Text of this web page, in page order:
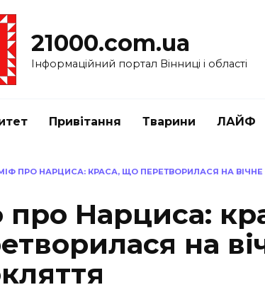
21000.com.ua
Інформаційний портал Вінниці і області
Привітання Тварини ЛАЙФ
ПРО НАРЦИСА: КРАСА, ЩО ПЕРЕТВОРИЛАСЯ НА ВІЧНЕ
про Нарциса:
на